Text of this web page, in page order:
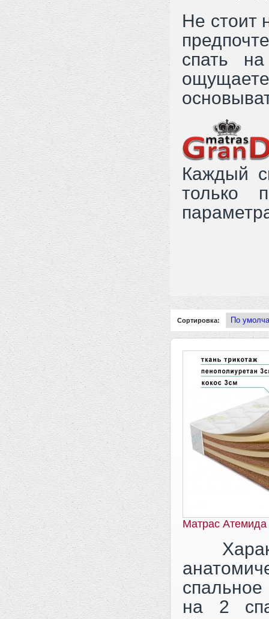
Не стоит
спать
Каждый
только
Сортировка:
Матрас Атемида
на 2